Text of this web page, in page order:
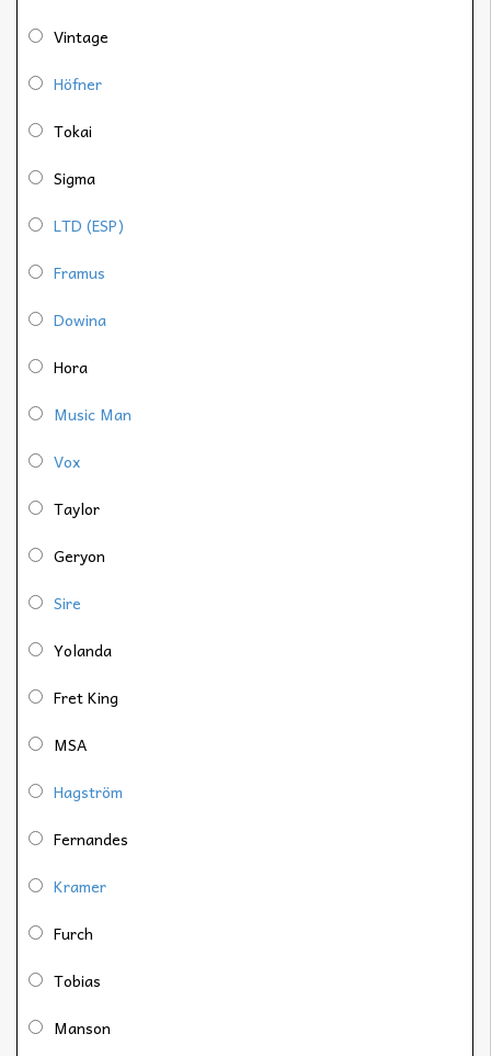
Vintage
Höfner
Tokai
Sigma
LTD (ESP)
Framus
Dowina
Hora
Music Man
Vox
Taylor
Geryon
Sire
Yolanda
Fret King
MSA
Hagström
Fernandes
Kramer
Furch
Tobias
Manson